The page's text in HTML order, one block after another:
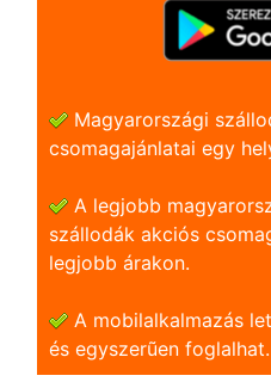
Magyarországi
csomagajánlatai egy
A legjobb
szállodák akciós
legjobb árakon.
A mobilalkalmazás
és egyszerũen foglalhat.